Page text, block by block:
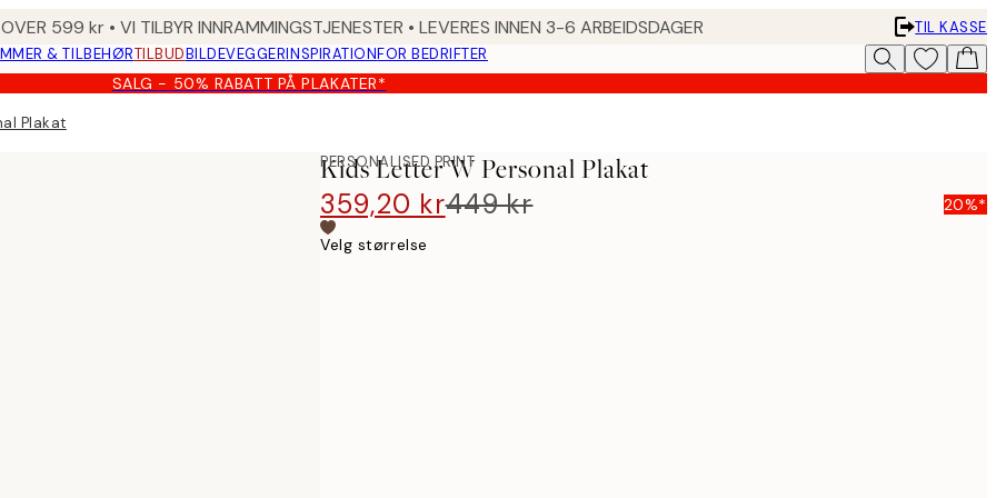
599 kr • VI TILBYR INNRAMMINGSTJENESTER • LEVERES INNEN 3-6 ARBEIDSDAGER
TIL KASSE
& TILBEHØRTILBUDBILDEVEGGERINSPIRATIONFOR BEDRIFTER
SALG - 50% RABATT PÅ PLAKATER*
Plakat
PERSONALISED PRINT
Kids Letter W Personal Plakat
359,20 kr449 kr 20%*
Velg størrelse